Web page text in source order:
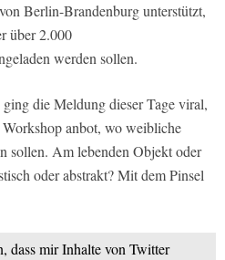
Berlin-Brandenburg unterstützt,
über 2.000
werden sollen.
die Meldung dieser Tage viral,
anbot, wo weibliche
sollen. Am lebenden Objekt oder
oder abstrakt? Mit dem Pinsel
dass mir Inhalte von Twitter